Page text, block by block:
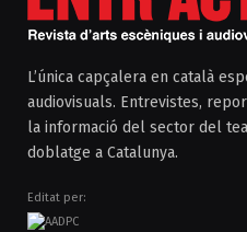
L’única capçalera en català
audiovisuals. Entrevistes,
la informació del sector del
doblatge a Catalunya.
Editat per: